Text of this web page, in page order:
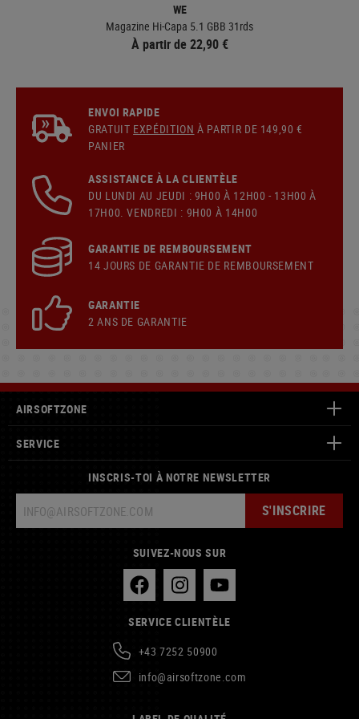
WE
Magazine Hi-Capa 5.1 GBB 31rds
À partir de 22,90 €
ENVOI RAPIDE
GRATUIT EXPÉDITION À PARTIR DE 149,90 €
PANIER
ASSISTANCE À LA CLIENTÈLE
DU LUNDI AU JEUDI : 9H00 À 12H00 - 13H00 À
17H00. VENDREDI : 9H00 À 14H00
GARANTIE DE REMBOURSEMENT
14 JOURS DE GARANTIE DE REMBOURSEMENT
GARANTIE
2 ANS DE GARANTIE
AIRSOFTZONE
SERVICE
INSCRIS-TOI À NOTRE NEWSLETTER
S'INSCRIRE
SUIVEZ-NOUS SUR
SERVICE CLIENTÈLE
+43 7252 50900
info@airsoftzone.com